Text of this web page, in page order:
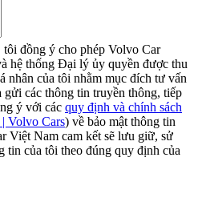
đồng ý cho phép Volvo Car
hệ thống Đại lý ủy quyền được thu
của tôi nhằm mục đích tư vấn
gửi các thông tin truyền thông, tiếp
ý với các quy định và chính sách
Volvo Cars) về bảo mật thông tin
Việt Nam cam kết sẽ lưu giữ, sử
tin của tôi theo đúng quy định của